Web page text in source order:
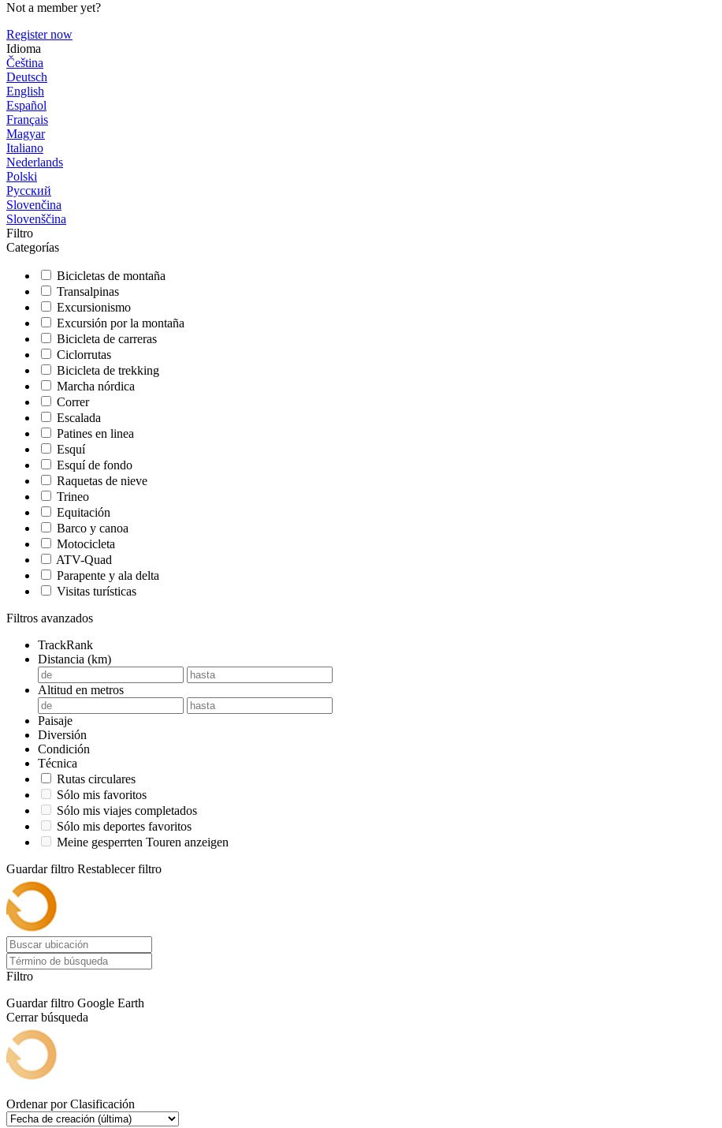
Not a member yet?
Register now
Idioma
Čeština
Deutsch
English
Español
Français
Magyar
Italiano
Nederlands
Polski
Русский
Slovenčina
Slovenščina
Filtro
Categorías
Bicicletas de montaña
Transalpinas
Excursionismo
Excursión por la montaña
Bicicleta de carreras
Ciclorrutas
Bicicleta de trekking
Marcha nórdica
Correr
Escalada
Patines en linea
Esquí
Esquí de fondo
Raquetas de nieve
Trineo
Equitación
Barco y canoa
Motocicleta
ATV-Quad
Parapente y ala delta
Visitas turísticas
Filtros avanzados
TrackRank
Distancia (km)
Altitud en metros
Paisaje
Diversión
Condición
Técnica
Rutas circulares
Sólo mis favoritos
Sólo mis viajes completados
Sólo mis deportes favoritos
Meine gesperrten Touren anzeigen
Guardar filtro Restablecer filtro
Filtro
Guardar filtro Google Earth
Cerrar búsqueda
Ordenar por Clasificación